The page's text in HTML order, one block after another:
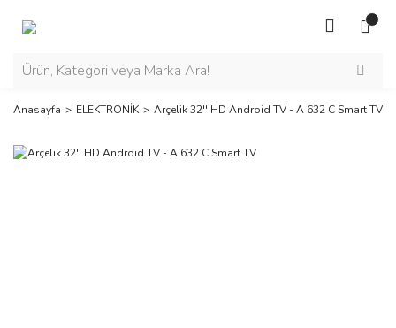
Anasayfa ELEKTRONİK Arçelik 32'' HD Android TV - A 632 C Smart TV